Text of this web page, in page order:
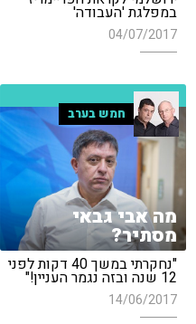
במפלגת 'העבודה'
04/07/2017
חמש בערב
מה אבי גבאי
מסתיר?
"נחקרתי במשך 40 דקות לפני
12 שנה ובזה נגמר העניין!"
14/06/2017